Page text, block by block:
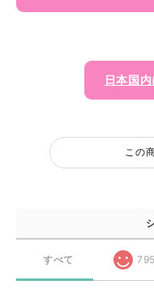
日本国
この
すべて 795